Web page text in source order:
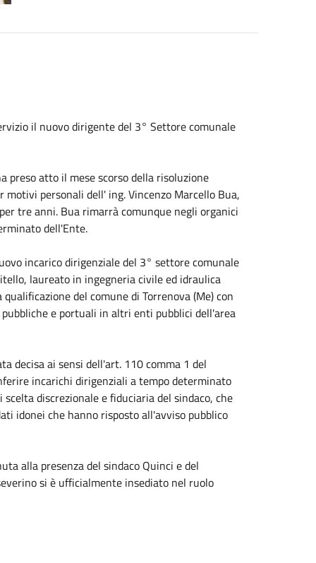
il nuovo dirigente del 3° Settore comunale
preso atto il mese scorso della risoluzione
personali dell' ing. Vincenzo Marcello Bua,
tre anni. Bua rimarrà comunque negli organici
dell'Ente.
incarico dirigenziale del 3° settore comunale
laureato in ingegneria civile ed idraulica
del comune di Torrenova (Me) con
e portuali in altri enti pubblici dell'area
decisa ai sensi dell'art. 110 comma 1 del
incarichi dirigenziali a tempo determinato
discrezionale e fiduciaria del sindaco, che
idonei che hanno risposto all'avviso pubblico
alla presenza del sindaco Quinci e del
si è ufficialmente insediato nel ruolo